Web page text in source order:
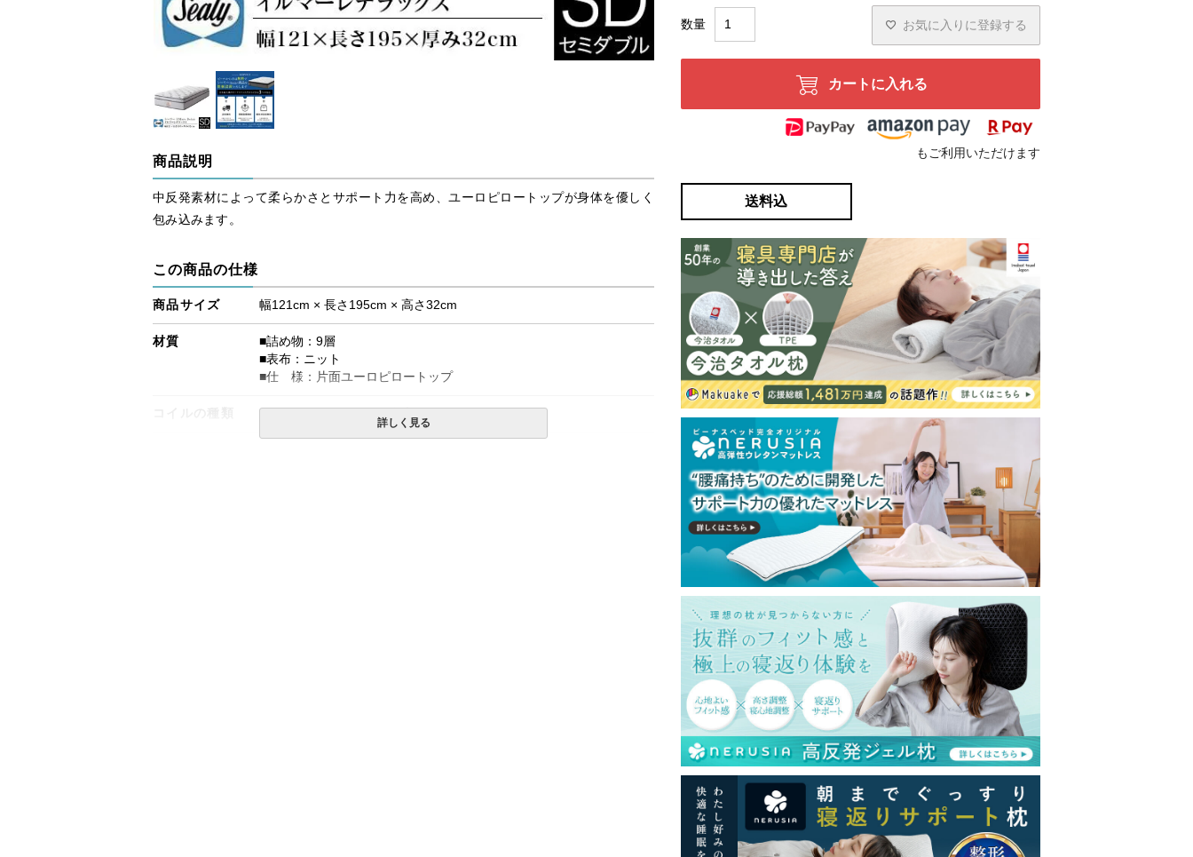
商品説明
中反発素材によって柔らかさとサポート力を高め、ユーロピロートップが身体を優しく
包み込みます。
この商品の仕様
商品サイズ 幅121cm × 長さ195cm × 高さ32cm
材質
■詰め物：9層
■表布：ニット
■仕 様：片面ユーロピロートップ
タイタニウムコイル、ダブルテンパー
詳しく見る
お気に入りに登録する
カートに入れる
もご利用いただけます
送料込